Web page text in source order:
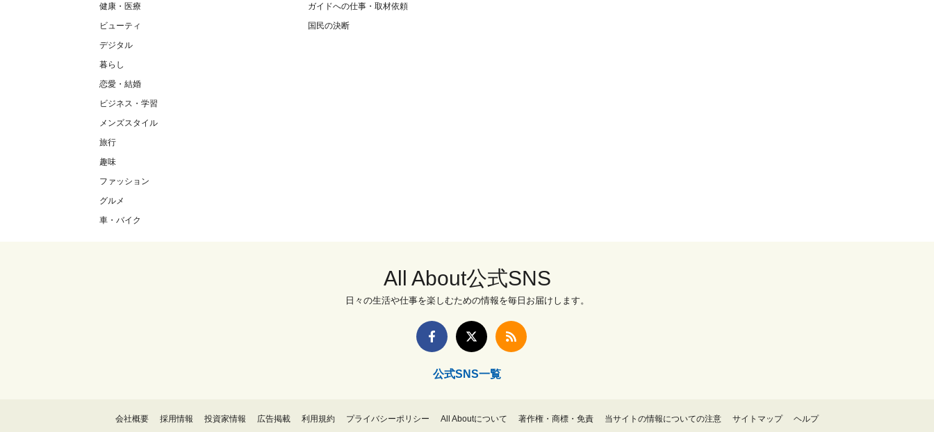
健康・医療
ビューティ
デジタル
暮らし
恋愛・結婚
ビジネス・学習
メンズスタイル
旅行
趣味
ファッション
グルメ
車・バイク
ガイドへの仕事・取材依頼
国民の決断
All About公式SNS
日々の生活や仕事を楽しむための情報を毎日お届けします。
公式SNS一覧
会社概要 採用情報 投資家情報 広告掲載 利用規約 プライバシーポリシー All Aboutについて 著作権・商標・免責 当サイトの情報についての注意 サイトマップ ヘルプ